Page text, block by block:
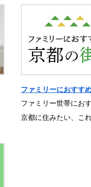
ファミリーにおすす
ファミリー世帯にお
京都に住みたい、こ